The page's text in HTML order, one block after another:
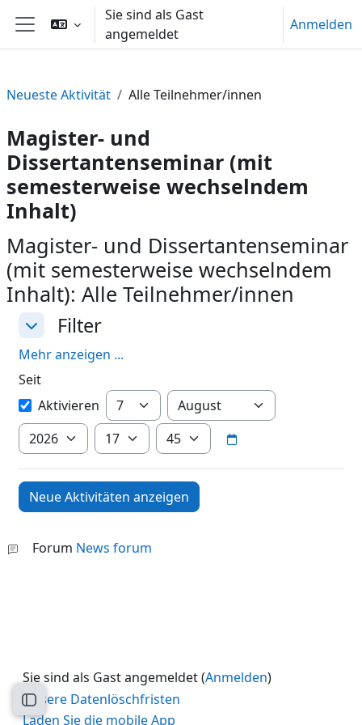
Zum Hauptinhalt
Website-Übersicht
Sie sind als Gast
angemeldet
Anmelden
Kursindex öffnen
Neueste Aktivität Alle Teilnehmer/innen
Magister- und
Dissertantenseminar (mit
semesterweise wechselndem
Inhalt)
Magister- und Dissertantenseminar
(mit semesterweise wechselndem
Inhalt): Alle Teilnehmer/innen
Filter
FilterFilter
Mehr anzeigen ...
Seit
SeitAktivieren Tag
Monat
Jahr
Stunde Minute
Forum News forum
Sie sind als Gast angemeldet (Anmelden)
Unsere Datenlöschfristen
Laden Sie die mobile App